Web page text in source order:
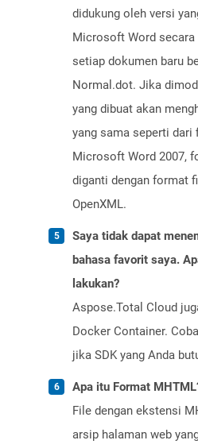
didukung oleh versi
Microsoft Word
setiap dokumen baru
Normal.dot. Jika
yang dibuat akan
yang sama seperti dari
Microsoft Word 2007,
diganti dengan format
OpenXML.
Saya tidak dapat
bahasa favorit saya.
lakukan?
Aspose.Total Cloud
Docker Container.
jika SDK yang Anda
Apa itu Format
File dengan ekstensi
arsip halaman web